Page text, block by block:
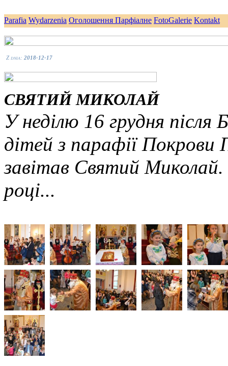
Parafia Wydarzenia Оголошення Парфіалне FotoGalerie Kontakt
Z dnia: 2018-12-17
СВЯТИЙ МИКОЛАЙ
У неділю 16 грудня після
дітей з парафії Покрови
завітав Святий
році...